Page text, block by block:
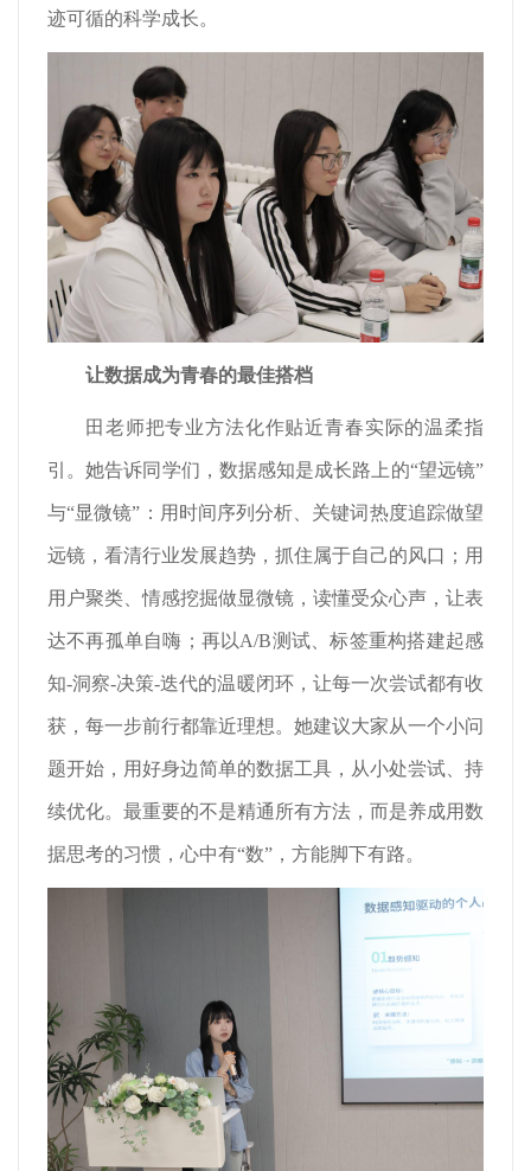
迹可循的科学成长。
让数据成为青春的最佳搭档
田老师把专业方法化作贴近青春实际的温柔指
引。她告诉同学们，数据感知是成长路上的“望远镜”
与“显微镜”：用时间序列分析、关键词热度追踪做望
远镜，看清行业发展趋势，抓住属于自己的风口；用
用户聚类、情感挖掘做显微镜，读懂受众心声，让表
达不再孤单自嗨；再以A/B测试、标签重构搭建起感
知-洞察-决策-迭代的温暖闭环，让每一次尝试都有收
获，每一步前行都靠近理想。她建议大家从一个小问
题开始，用好身边简单的数据工具，从小处尝试、持
续优化。最重要的不是精通所有方法，而是养成用数
据思考的习惯，心中有“数”，方能脚下有路。